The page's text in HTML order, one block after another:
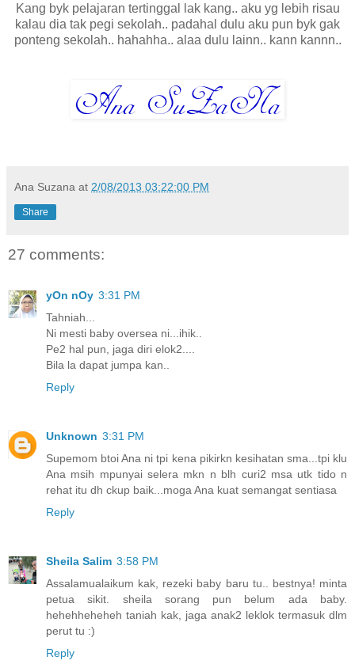
Kang byk pelajaran tertinggal lak kang.. aku yg lebih risau
kalau dia tak pegi sekolah.. padahal dulu aku pun byk gak
ponteng sekolah.. hahahha.. alaa dulu lainn.. kann kannn..
Ana Suzana at 2/08/2013 03:22:00 PM
Share
27 comments:
yOn nOy 3:31 PM
Tahniah...
Ni mesti baby oversea ni...ihik..
Pe2 hal pun, jaga diri elok2....
Bila la dapat jumpa kan..
Reply
Unknown 3:31 PM
Supemom btoi Ana ni tpi kena pikirkn kesihatan sma...tpi klu
Ana msih mpunyai selera mkn n blh curi2 msa utk tido n
rehat itu dh ckup baik...moga Ana kuat semangat sentiasa
Reply
Sheila Salim 3:58 PM
Assalamualaikum kak, rezeki baby baru tu.. bestnya! minta
petua sikit. sheila sorang pun belum ada baby.
hehehheheheh taniah kak, jaga anak2 leklok termasuk dlm
perut tu :)
Reply